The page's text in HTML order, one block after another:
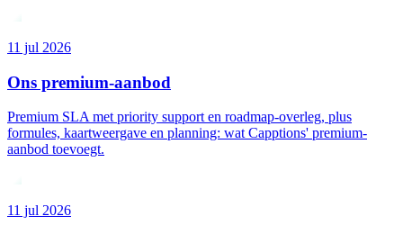
11 jul 2026
Ons premium-aanbod
Premium SLA met priority support en roadmap-overleg, plus
formules, kaartweergave en planning: wat Capptions' premium-
aanbod toevoegt.
11 jul 2026